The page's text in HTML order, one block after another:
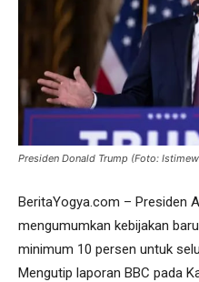
Presiden Donald Trump (Foto:
BeritaYogya.com – Presiden
mengumumkan kebijakan
minimum 10 persen untuk
Mengutip laporan BBC pada